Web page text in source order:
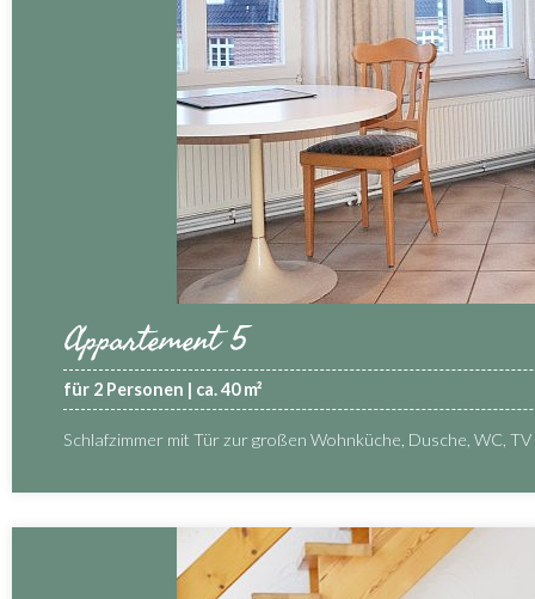
Appartement 5
für 2 Personen | ca. 40 m²
Schlafzimmer mit Tür zur großen Wohnküche, Dusche, WC, TV